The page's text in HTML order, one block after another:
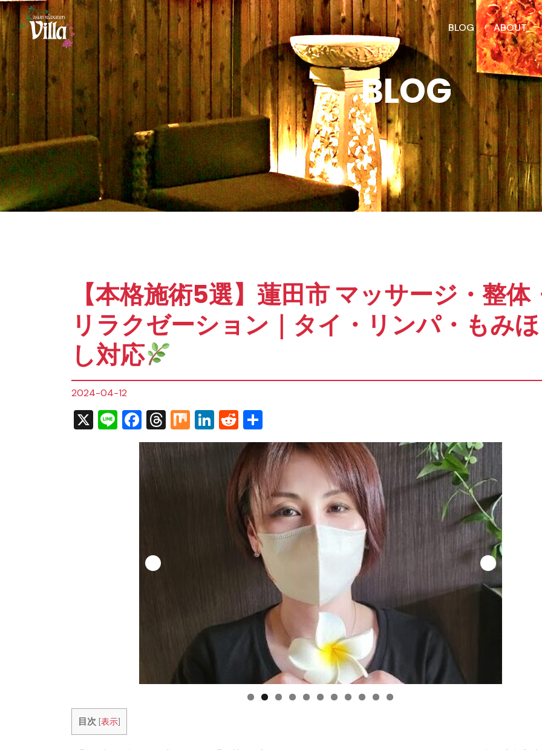
BLOG ABOUT
BLOG
【本格施術5選】蓮田市 マッサージ・整体
リラクゼーション｜タイ・リンパ・もみ
し対応
2024-04-12
X LineFacebook
Threads
MixLinkedIn
Reddit
有
目次 [表示]